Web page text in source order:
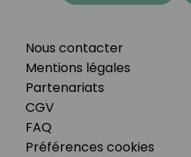
Nous contacter
Mentions légales
Partenariats
CGV
FAQ
Préférences cookies